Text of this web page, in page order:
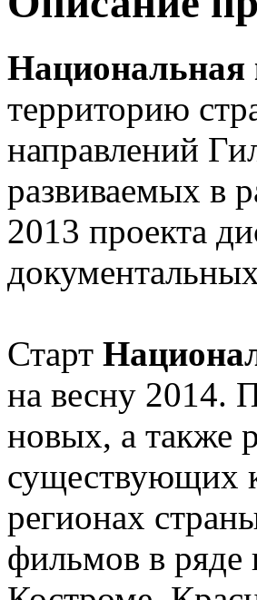
Национальная
территорию
направлений
развиваемых в
2013 проекта
Старт
на весну 2014.
новых, а также
существующих
регионах
фильмов в ряде